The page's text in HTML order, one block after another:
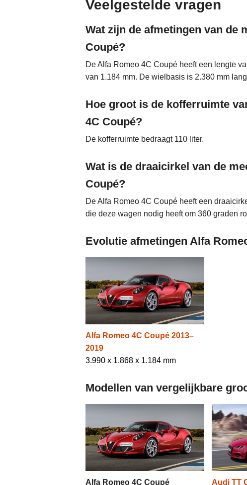
Veelgestelde vragen
Wat zijn de afmetingen van de
Coupé?
De Alfa Romeo 4C Coupé heeft een lengte
van 1.184 mm. De wielbasis is 2.380 mm
Hoe groot is de kofferruimte
4C Coupé?
De kofferruimte bedraagt 110 liter.
Wat is de draaicirkel van de
Coupé?
De Alfa Romeo 4C Coupé heeft een
die deze wagen nodig heeft om 360 graden
Evolutie afmetingen Alfa
Alfa Romeo 4C Coupé 2013–
2019
3.990 x 1.868 x 1.184 mm
Modellen van vergelijkbare
Alfa Romeo 4C Coupé Audi TT